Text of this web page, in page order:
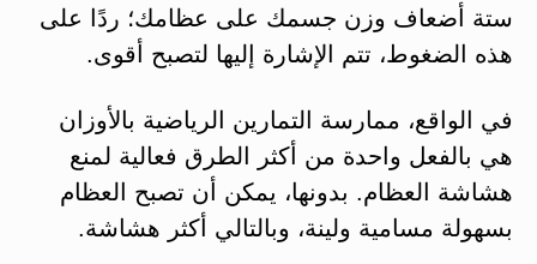
ستة أضعاف وزن جسمك على عظامك؛ ردًا على
هذه الضغوط، تتم الإشارة إليها لتصبح أقوى.
في الواقع، ممارسة التمارين الرياضية بالأوزان
هي بالفعل واحدة من أكثر الطرق فعالية لمنع
هشاشة العظام. بدونها، يمكن أن تصبح العظام
بسهولة مسامية ولينة، وبالتالي أكثر هشاشة.